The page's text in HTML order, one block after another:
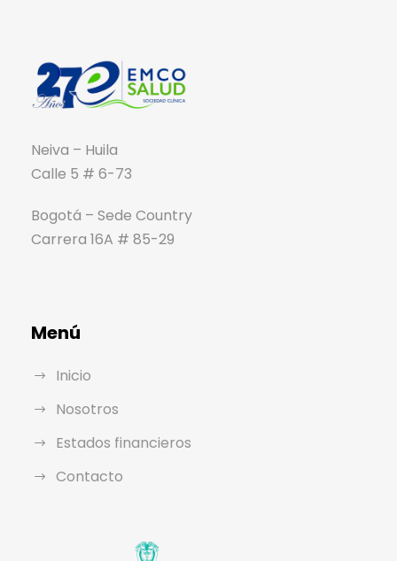
Neiva – Huila
Calle 5 # 6-73
Bogotá – Sede Country
Carrera 16A # 85-29
Menú
Inicio
Nosotros
Estados financieros
Contacto